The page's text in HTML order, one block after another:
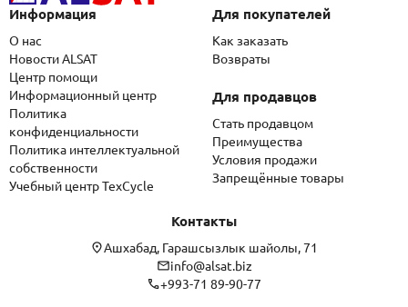
Информация
О нас
Новости ALSAT
Центр помощи
Информационный центр
Политика
конфиденциальности
Политика интеллектуальной
собственности
Учебный центр TexCycle
Для покупателей
Как заказать
Возвраты
Для продавцов
Стать продавцом
Преимущества
Условия продажи
Запрещённые товары
Контакты
Ашхабад, Гарашсызлык шайолы, 71
info@alsat.biz
+993-71 89-90-77